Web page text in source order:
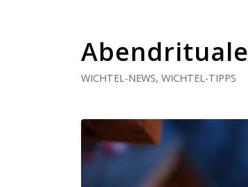
Abendrituale
WICHTEL-NEWS,WICHTEL-TIPPS